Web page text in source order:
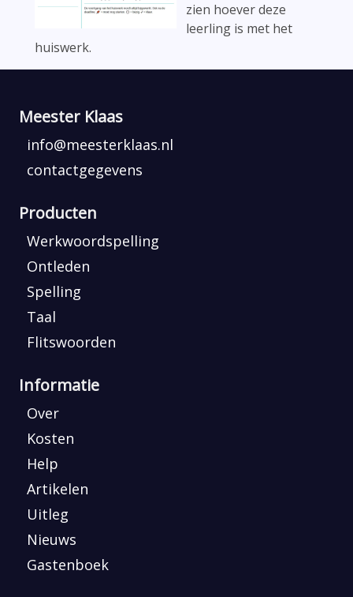
zien hoever deze
leerling is met het
huiswerk.
Meester Klaas
info@meesterklaas.nl
contactgegevens
Producten
Werkwoordspelling
Ontleden
Spelling
Taal
Flitswoorden
Informatie
Over
Kosten
Help
Artikelen
Uitleg
Nieuws
Gastenboek